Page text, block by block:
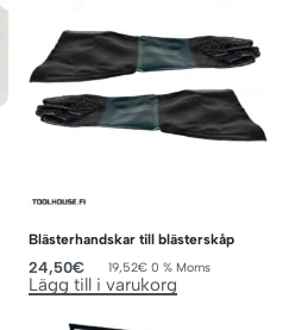
Blästerhandskar till blästerskåp
24,50€ 19,52€ 0 % Moms
Lägg till i varukorg